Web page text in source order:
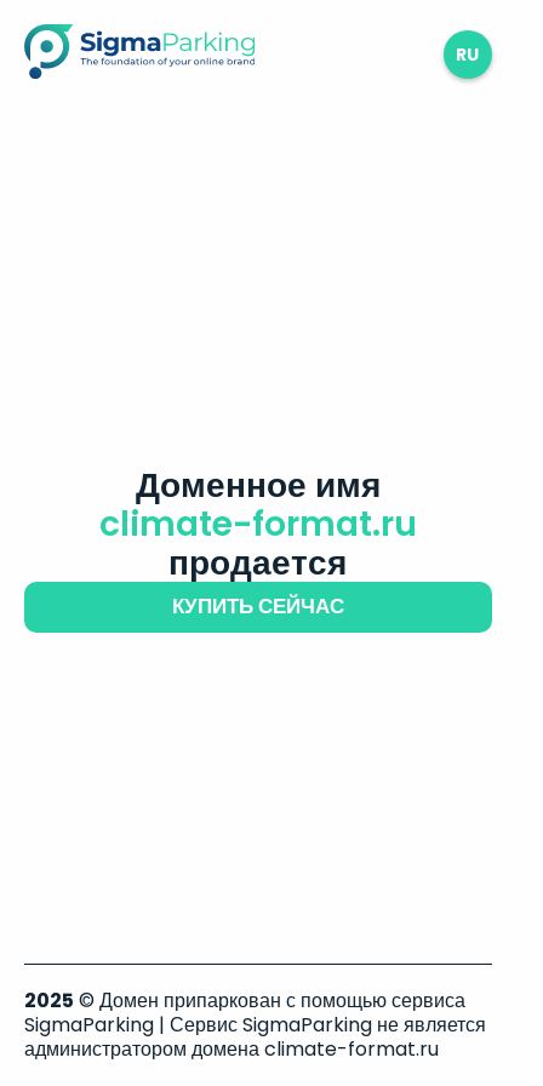
RU
Доменное имя
climate-format.ru
продается
КУПИТЬ СЕЙЧАС
2025 © Домен припаркован с помощью сервиса
SigmaParking | Сервис SigmaParking не является
администратором домена climate-format.ru